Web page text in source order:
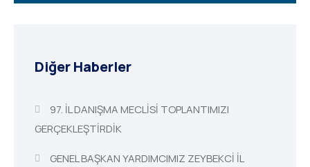
Diğer Haberler
97. İL DANIŞMA MECLİSİ TOPLANTIMIZI
GERÇEKLEŞTİRDİK
GENEL BAŞKAN YARDIMCIMIZ ZEYBEKCİ İL